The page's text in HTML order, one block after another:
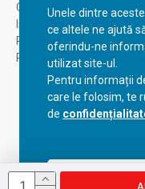
Unele dintre
ce altele ne ajută
oferindu-ne
utilizat site-ul.
Pentru informații
care le folosim, te
de
Acceptă
Contul meu
Istoric comenzi
Recuperare parola
Returnare produs